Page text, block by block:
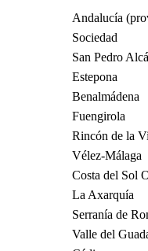
Andalucía
Sociedad
San Pedro
Estepona
Benalmádena
Fuengirola
Rincón de la
Vélez-Málaga
Costa del Sol
La Axarquía
Serranía de
Valle del